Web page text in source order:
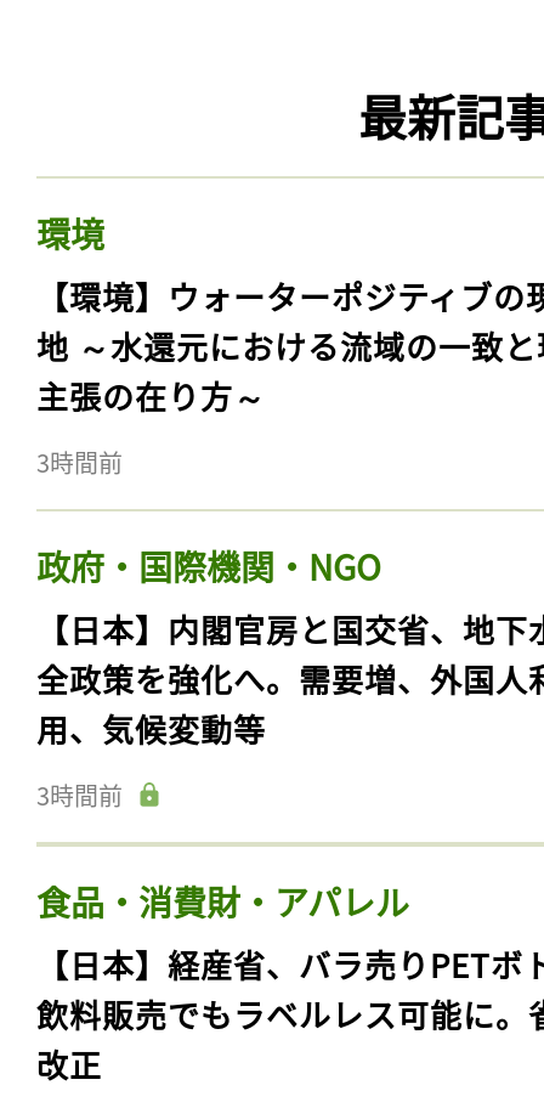
最新記
環境
【環境】ウォーターポジティブの
地 ～水還元における流域の一致
主張の在り方～
3時間前
政府・国際機関・NGO
【日本】内閣官房と国交省、地下
全政策を強化へ。需要増、外国人
用、気候変動等
3時間前
食品・消費財・アパレル
【日本】経産省、バラ売りPETボ
飲料販売でもラベルレス可能に。
改正